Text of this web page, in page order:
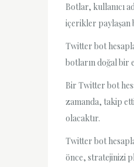
Botlar, kullanıcı
içerikler paylaşan
Twitter bot
botların doğal bir
Bir Twitter bot
zamanda, takip
olacaktır.
Twitter bot
önce, stratejinizi